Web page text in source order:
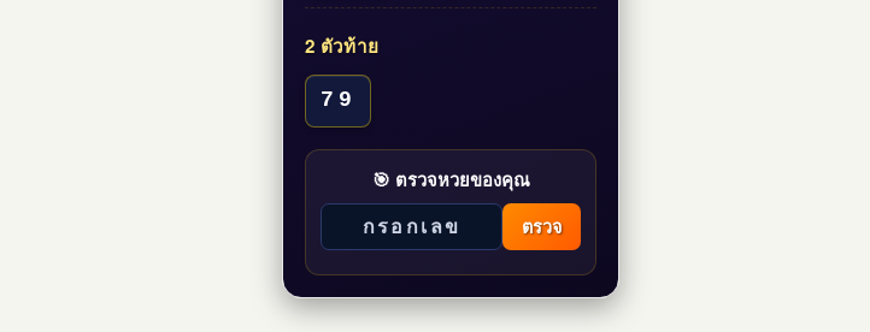
2 ตัวท้าย
79
🎯 ตรวจหวยของคุณ
ตรวจ